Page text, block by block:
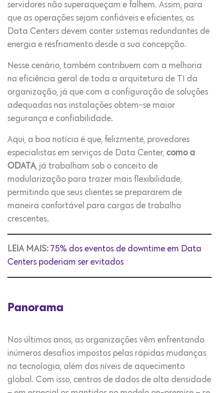
servidores não superaqueçam e falhem. Assim, para
que as operações sejam confiáveis e eficientes, os
Data Centers devem conter sistemas redundantes de
energia e resfriamento desde a sua concepção.
Nesse cenário, também contribuem com a melhoria
na eficiência geral de toda a arquitetura de TI da
organização, já que com a configuração de soluções
adequadas nas instalações obtem-se maior
segurança e confiabilidade.
Aqui, a boa notícia é que, felizmente, provedores
especialistas em serviços de Data Center, como a
ODATA, já trabalham sob o conceito de
modularização para trazer mais flexibilidade,
permitindo que seus clientes se prepararem de
maneira confortável para cargas de trabalho
crescentes.
LEIA MAIS: 75% dos eventos de downtime em Data
Centers poderiam ser evitados
Panorama
Nos últimos anos, as organizações vêm enfrentando
inúmeros desafios impostos pelas rápidas mudanças
na tecnologia, além dos níveis de aquecimento
global. Com isso, centros de dados de alta densidade